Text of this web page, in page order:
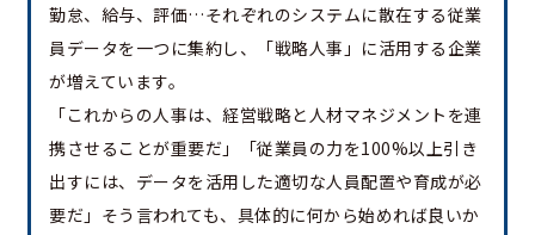
勤怠、給与、評価…それぞれのシステムに散在する従業
員データを一つに集約し、「戦略人事」に活用する企業
が増えています。
「これからの人事は、経営戦略と人材マネジメントを連
携させることが重要だ」「従業員の力を100%以上引き
出すには、データを活用した適切な人員配置や育成が必
要だ」そう言われても、具体的に何から始めれば良いか